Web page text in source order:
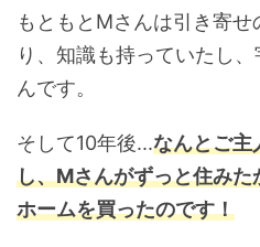
もともとMさんは引き寄
り、知識も持っていたし
んです。
そして10年後...なんとご主
し、Mさんがずっと住み
ホームを買ったのです！